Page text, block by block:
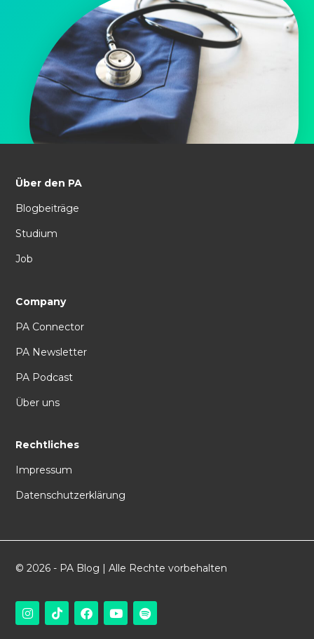
Über den PA
Blogbeiträge
Studium
Job
Company
PA Connector
PA Newsletter
PA Podcast
Über uns
Rechtliches
Impressum
Datenschutzerklärung
© 2026 - PA Blog | Alle Rechte vorbehalten